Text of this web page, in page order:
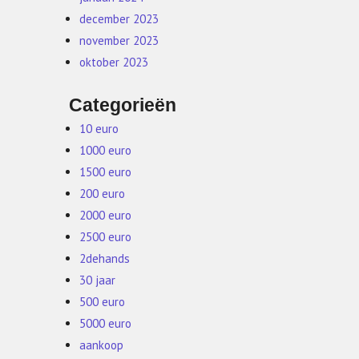
december 2023
november 2023
oktober 2023
Categorieën
10 euro
1000 euro
1500 euro
200 euro
2000 euro
2500 euro
2dehands
30 jaar
500 euro
5000 euro
aankoop